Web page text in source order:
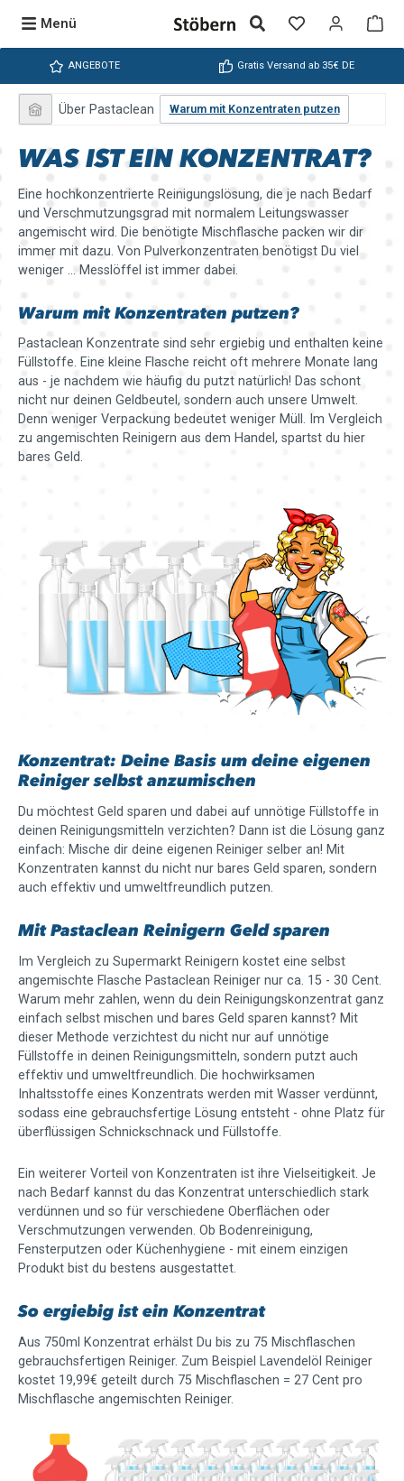
Zum Hauptinhalt springen
Menü Du hast 0
ANGEBOTE Gratis Versand ab 35€ DE
Über Pastaclean Warum mit Konzentraten putzen
WAS IST EIN KONZENTRAT?
Eine hochkonzentrierte Reinigungslösung, die je nach Bedarf
und Verschmutzungsgrad mit normalem Leitungswasser
angemischt wird. Die benötigte Mischflasche packen wir dir
immer mit dazu. Von Pulverkonzentraten benötigst Du viel
weniger ... Messlöffel ist immer dabei.
Warum mit Konzentraten putzen?
Pastaclean Konzentrate sind sehr ergiebig und enthalten keine
Füllstoffe. Eine kleine Flasche reicht oft mehrere Monate lang
aus - je nachdem wie häufig du putzt natürlich! Das schont
nicht nur deinen Geldbeutel, sondern auch unsere Umwelt.
Denn weniger Verpackung bedeutet weniger Müll. Im Vergleich
zu angemischten Reinigern aus dem Handel, spartst du hier
bares Geld.
Konzentrat: Deine Basis um deine eigenen
Reiniger selbst anzumischen
Du möchtest Geld sparen und dabei auf unnötige Füllstoffe in
deinen Reinigungsmitteln verzichten? Dann ist die Lösung ganz
einfach: Mische dir deine eigenen Reiniger selber an! Mit
Konzentraten kannst du nicht nur bares Geld sparen, sondern
auch effektiv und umweltfreundlich putzen.
Mit Pastaclean Reinigern Geld sparen
Im Vergleich zu Supermarkt Reinigern kostet eine selbst
angemischte Flasche Pastaclean Reiniger nur ca. 15 - 30 Cent.
Warum mehr zahlen, wenn du dein Reinigungskonzentrat ganz
einfach selbst mischen und bares Geld sparen kannst? Mit
dieser Methode verzichtest du nicht nur auf unnötige
Füllstoffe in deinen Reinigungsmitteln, sondern putzt auch
effektiv und umweltfreundlich. Die hochwirksamen
Inhaltsstoffe eines Konzentrats werden mit Wasser verdünnt,
sodass eine gebrauchsfertige Lösung entsteht - ohne Platz für
überflüssigen Schnickschnack und Füllstoffe.
Ein weiterer Vorteil von Konzentraten ist ihre Vielseitigkeit. Je
nach Bedarf kannst du das Konzentrat unterschiedlich stark
verdünnen und so für verschiedene Oberflächen oder
Verschmutzungen verwenden. Ob Bodenreinigung,
Fensterputzen oder Küchenhygiene - mit einem einzigen
Produkt bist du bestens ausgestattet.
So ergiebig ist ein Konzentrat
Aus 750ml Konzentrat erhälst Du bis zu 75 Mischflaschen
gebrauchsfertigen Reiniger. Zum Beispiel Lavendelöl Reiniger
kostet 19,99€ geteilt durch 75 Mischflaschen = 27 Cent pro
Mischflasche angemischten Reiniger.